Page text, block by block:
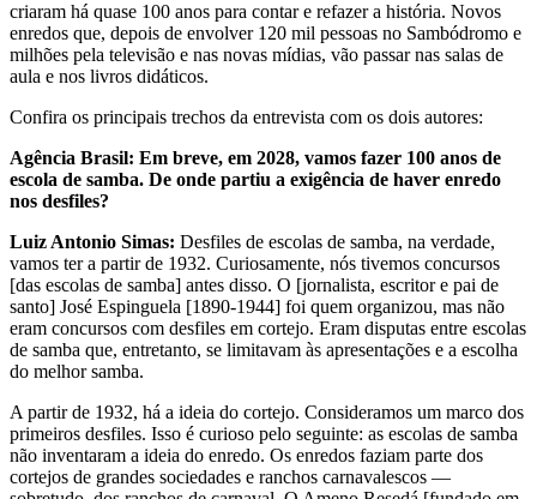
criaram há quase 100 anos para contar e refazer a história. Novos
enredos que, depois de envolver 120 mil pessoas no Sambódromo e
milhões pela televisão e nas novas mídias, vão passar nas salas de
aula e nos livros didáticos.
Confira os principais trechos da entrevista com os dois autores:
Agência Brasil: Em breve, em 2028, vamos fazer 100 anos de
escola de samba. De onde partiu a exigência de haver enredo
nos desfiles?
Luiz Antonio Simas: Desfiles de escolas de samba, na verdade,
vamos ter a partir de 1932. Curiosamente, nós tivemos concursos
[das escolas de samba] antes disso. O [jornalista, escritor e pai de
santo] José Espinguela [1890-1944] foi quem organizou, mas não
eram concursos com desfiles em cortejo. Eram disputas entre escolas
de samba que, entretanto, se limitavam às apresentações e a escolha
do melhor samba.
A partir de 1932, há a ideia do cortejo. Consideramos um marco dos
primeiros desfiles. Isso é curioso pelo seguinte: as escolas de samba
não inventaram a ideia do enredo. Os enredos faziam parte dos
cortejos de grandes sociedades e ranchos carnavalescos —